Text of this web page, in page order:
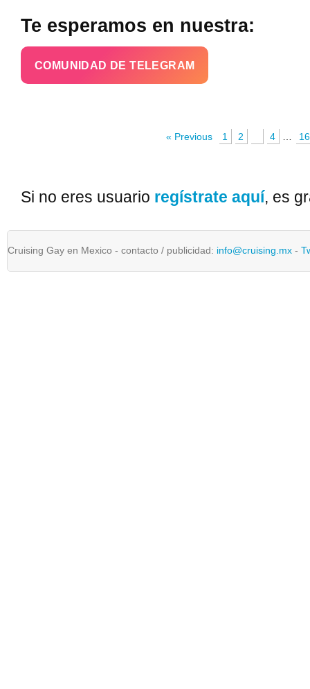
Te esperamos en nuestra:
COMUNIDAD DE TELEGRAM
« Previous 1 2 4 16
Si no eres usuario regístrate aquí, es
Cruising Gay en Mexico - contacto / publicidad: info@cruising.mx -